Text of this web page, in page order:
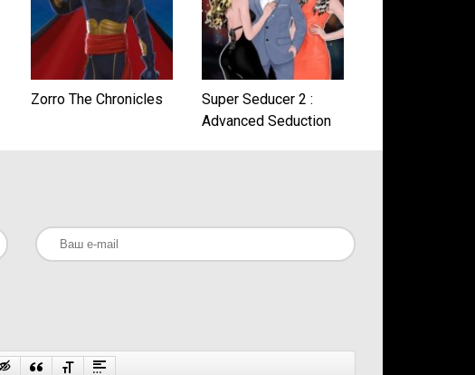
Zorro The Chronicles
Super Seducer 2 :
Advanced Seduction